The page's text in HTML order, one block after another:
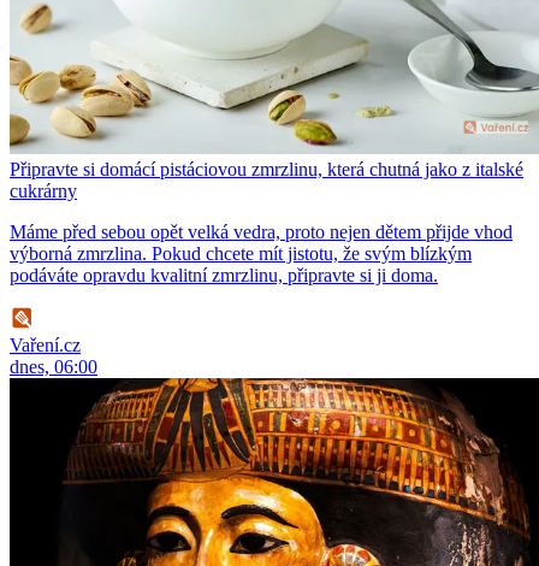
Připravte si domácí pistáciovou zmrzlinu, která chutná jako z italské
cukrárny
Máme před sebou opět velká vedra, proto nejen dětem přijde vhod
výborná zmrzlina. Pokud chcete mít jistotu, že svým blízkým
podáváte opravdu kvalitní zmrzlinu, připravte si ji doma.
Vaření.cz
dnes, 06:00